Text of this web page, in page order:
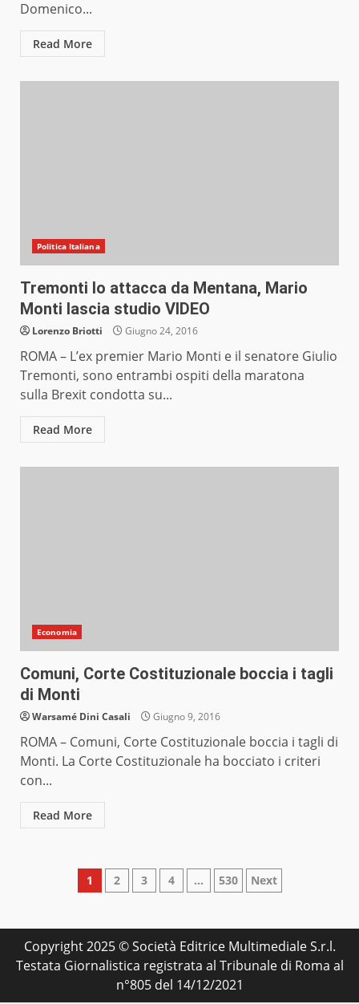
Domenico...
Read More
Politica Italiana
Tremonti lo attacca da Mentana, Mario
Monti lascia studio VIDEO
Lorenzo Briotti Giugno 24, 2016
ROMA – L’ex premier Mario Monti e il senatore Giulio
Tremonti, sono entrambi ospiti della maratona
sulla Brexit condotta su...
Read More
Economia
Comuni, Corte Costituzionale boccia i tagli
di Monti
Warsamé Dini Casali Giugno 9, 2016
ROMA – Comuni, Corte Costituzionale boccia i tagli di
Monti. La Corte Costituzionale ha bocciato i criteri
con...
Read More
Paginazione
articoli
1 2 3 4 … 530 Next
Copyright 2025 © Società Editrice Multimediale S.r.l.
Testata Giornalistica registrata al Tribunale di Roma al
n°805 del 14/12/2021